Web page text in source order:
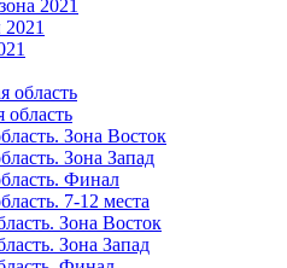
2021
область
область
Зона Восток
Зона Запад
Финал
7-12 места
Зона Восток
Зона Запад